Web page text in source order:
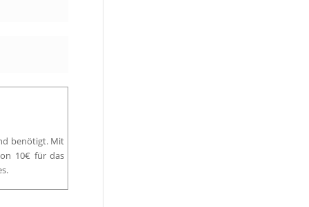
benötigt. Mit
10€ für das